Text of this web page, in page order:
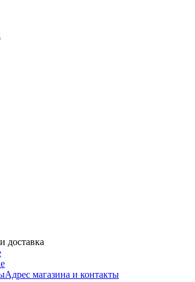
доставка
Адрес магазина и контакты